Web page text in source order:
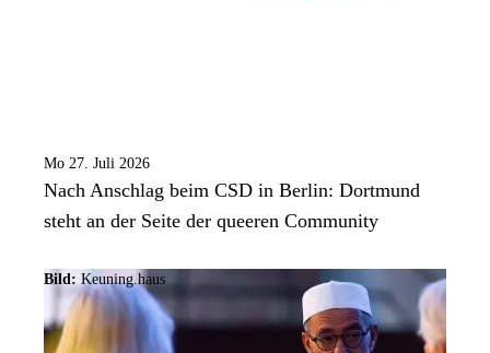
Mo 27. Juli 2026
Nach Anschlag beim CSD in Berlin: Dortmund
steht an der Seite der queeren Community
Bild: Keuning.haus